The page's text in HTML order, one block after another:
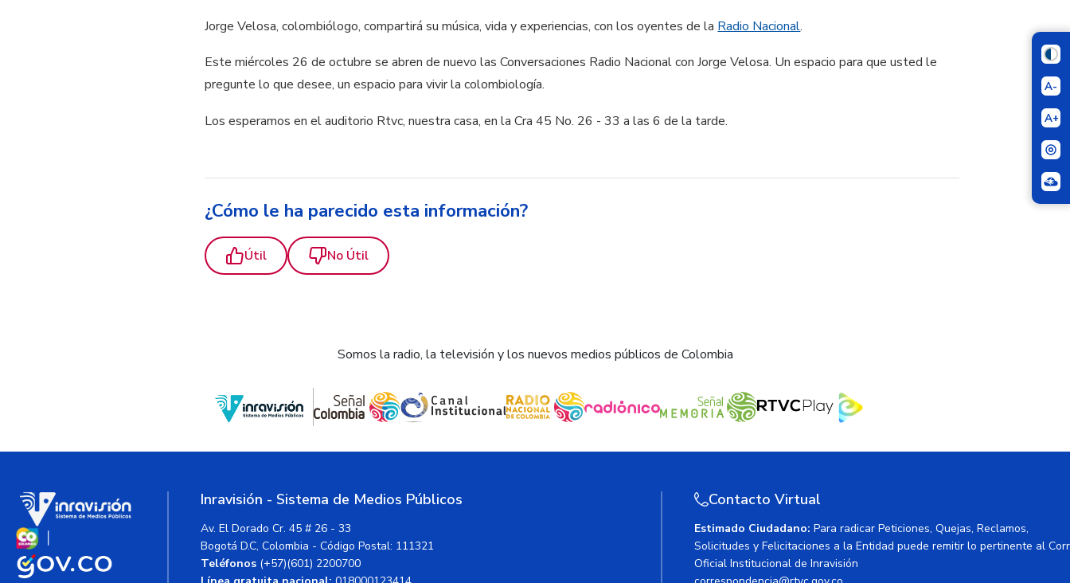
A-
A+
Jorge Velosa, colombiólogo, compartirá su música, vida y experiencias, con los oyentes de la Radio Nacional.
Este miércoles 26 de octubre se abren de nuevo las Conversaciones Radio Nacional con Jorge Velosa. Un espacio para que usted le
pregunte lo que desee, un espacio para vivir la colombiología.
Los esperamos en el auditorio Rtvc, nuestra casa, en la Cra 45 No. 26 - 33 a las 6 de la tarde.
¿Cómo le ha parecido esta información?
Útil No Útil
Somos la radio, la televisión y los nuevos medios públicos de Colombia
Inravisión - Sistema de Medios Públicos
Av. El Dorado Cr. 45 # 26 - 33
Bogotá D.C, Colombia - Código Postal: 111321
Teléfonos (+57)(601) 2200700
Contacto Virtual
Estimado Ciudadano: Para radicar Peticiones, Quejas, Reclamos,
Solicitudes y Felicitaciones a la Entidad puede remitir lo pertinente al
Oficial Institucional de Inravisión